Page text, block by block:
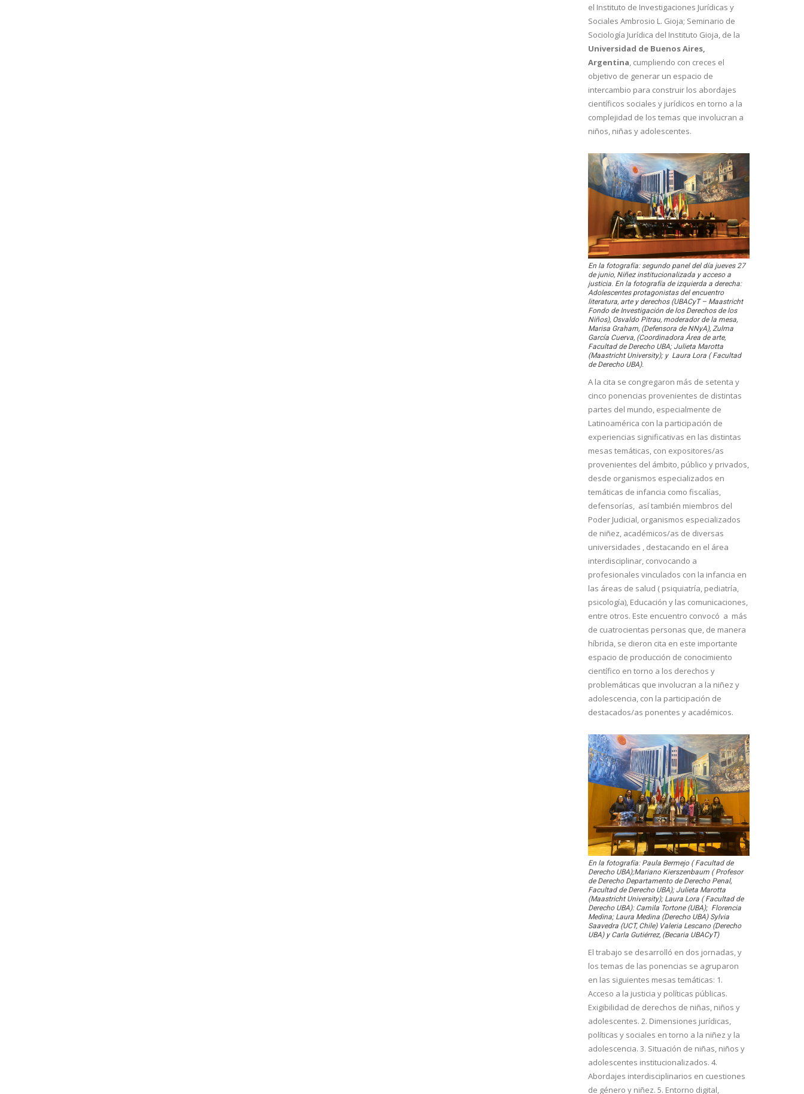
el Instituto de Investigaciones Jurídicas y
Sociales Ambrosio L. Gioja; Seminario de
Sociología Jurídica del Instituto Gioja, de la
Universidad de Buenos Aires,
Argentina, cumpliendo con creces el
objetivo de generar un espacio de
intercambio para construir los abordajes
científicos sociales y jurídicos en torno a la
complejidad de los temas que involucran a
niños, niñas y adolescentes.
En la fotografía: segundo panel del día jueves 27
de junio, Niñez institucionalizada y acceso a
justicia. En la fotografía de izquierda a derecha:
Adolescentes protagonistas del encuentro
literatura, arte y derechos (UBACyT – Maastricht
Fondo de Investigación de los Derechos de los
Niños), Osvaldo Pitrau, moderador de la mesa,
Marisa Graham, (Defensora de NNyA), Zulma
García Cuerva, (Coordinadora Área de arte,
Facultad de Derecho UBA; Julieta Marotta
(Maastricht University); y Laura Lora ( Facultad
de Derecho UBA).
A la cita se congregaron más de setenta y
cinco ponencias provenientes de distintas
partes del mundo, especialmente de
Latinoamérica con la participación de
experiencias significativas en las distintas
mesas temáticas, con expositores/as
provenientes del ámbito, público y privados,
desde organismos especializados en
temáticas de infancia como fiscalías,
defensorías, así también miembros del
Poder Judicial, organismos especializados
de niñez, académicos/as de diversas
universidades , destacando en el área
interdisciplinar, convocando a
profesionales vinculados con la infancia en
las áreas de salud ( psiquiatría, pediatría,
psicología), Educación y las comunicaciones,
entre otros. Este encuentro convocó a más
de cuatrocientas personas que, de manera
híbrida, se dieron cita en este importante
espacio de producción de conocimiento
científico en torno a los derechos y
problemáticas que involucran a la niñez y
adolescencia, con la participación de
destacados/as ponentes y académicos.
En la fotografía: Paula Bermejo ( Facultad de
Derecho UBA);Mariano Kierszenbaum ( Profesor
de Derecho Departamento de Derecho Penal,
Facultad de Derecho UBA); Julieta Marotta
(Maastricht University); Laura Lora ( Facultad de
Derecho UBA): Camila Tortone (UBA); Florencia
Medina; Laura Medina (Derecho UBA) Sylvia
Saavedra (UCT, Chile) Valeria Lescano (Derecho
UBA) y Carla Gutiérrez, (Becaria UBACyT)
El trabajo se desarrolló en dos jornadas, y
los temas de las ponencias se agruparon
en las siguientes mesas temáticas: 1.
Acceso a la justicia y políticas públicas.
Exigibilidad de derechos de niñas, niños y
adolescentes. 2. Dimensiones jurídicas,
políticas y sociales en torno a la niñez y la
adolescencia. 3. Situación de niñas, niños y
adolescentes institucionalizados. 4.
Abordajes interdisciplinarios en cuestiones
de género y niñez. 5. Entorno digital,